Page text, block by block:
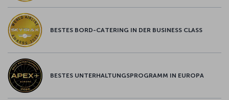
BESTES BORD-CATERING IN DER BUSINESS CLASS
BESTES UNTERHALTUNGSPROGRAMM IN EUROPA